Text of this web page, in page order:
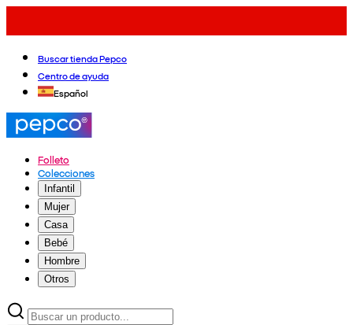
Buscar tienda Pepco
Centro de ayuda
Español
Folleto
Colecciones
Infantil
Mujer
Casa
Bebé
Hombre
Otros